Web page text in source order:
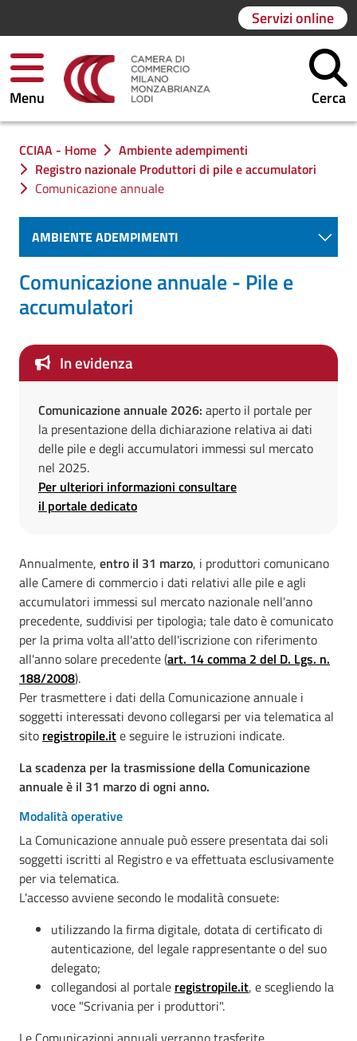
Servizi online
Menu Cerca
Ti trovi in:
CCIAA - Home
Ambiente adempimenti
Registro nazionale Produttori di pile e accumulatori
Comunicazione annuale
AMBIENTE ADEMPIMENTI
Comunicazione annuale - Pile e
accumulatori
In evidenza
Comunicazione annuale 2026: aperto il portale per
la presentazione della dichiarazione relativa ai dati
delle pile e degli accumulatori immessi sul mercato
nel 2025.
Per ulteriori informazioni consultare
il portale dedicato
Annualmente, entro il 31 marzo, i produttori comunicano
alle Camere di commercio i dati relativi alle pile e agli
accumulatori immessi sul mercato nazionale nell'anno
precedente, suddivisi per tipologia; tale dato è comunicato
per la prima volta all'atto dell'iscrizione con riferimento
all'anno solare precedente (art. 14 comma 2 del D. Lgs. n.
188/2008).
Per trasmettere i dati della Comunicazione annuale i
soggetti interessati devono collegarsi per via telematica al
sito registropile.ite seguire le istruzioni indicate.
La scadenza per la trasmissione della Comunicazione
annuale è il 31 marzo di ogni anno.
Modalità operative
La Comunicazione annuale può essere presentata dai soli
soggetti iscritti al Registro e va effettuata esclusivamente
per via telematica.
L'accesso avviene secondo le modalità consuete:
utilizzando la firma digitale, dotata di certificato di
autenticazione, del legale rappresentante o del suo
delegato;
collegandosi al portale registropile.it, e scegliendo la
voce "Scrivania per i produttori".